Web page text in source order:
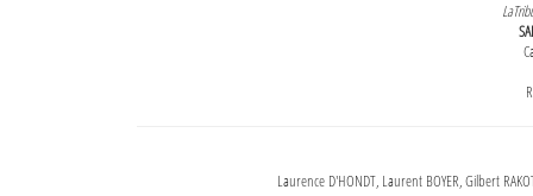
Laurence D'HONDT, Laurent BOYER, Gilbert